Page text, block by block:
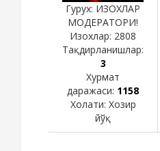
Гурух: ИЗОХЛАР
МОДЕРАТОРИ!
Изохлар: 2808
Тақдирланишлар:
3
Хурмат
даражаси: 1158
Холати: Хозир
йўқ